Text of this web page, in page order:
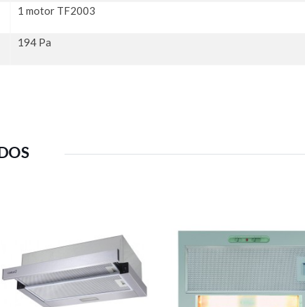
1 motor TF2003
194 Pa